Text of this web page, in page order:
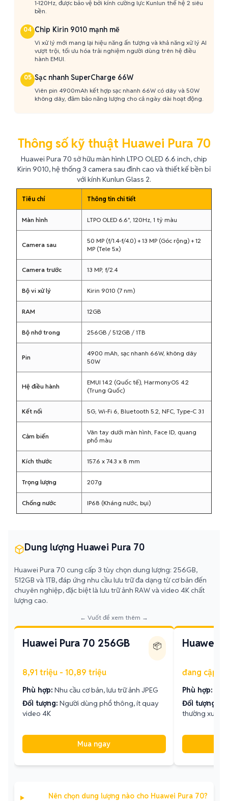
1-120Hz, được bảo vệ bởi kính cường lực Kunlun thế hệ 2 siêu
bền.
04 Chip Kirin 9010 mạnh mẽ
Vi xử lý mới mang lại hiệu năng ấn tượng và khả năng xử lý AI
vượt trội, tối ưu hóa trải nghiệm người dùng trên hệ điều
hành EMUI.
05 Sạc nhanh SuperCharge 66W
Viên pin 4900mAh kết hợp sạc nhanh 66W có dây và 50W
không dây, đảm bảo năng lượng cho cả ngày dài hoạt động.
Thông số kỹ thuật Huawei Pura 70
Huawei Pura 70 sở hữu màn hình LTPO OLED 6.6 inch, chip
Kirin 9010, hệ thống 3 camera sau đỉnh cao và thiết kế bền bỉ
với kính Kunlun Glass 2.
Tiêu chí Thông tin chi tiết
Màn hình LTPO OLED 6.6", 120Hz, 1 tỷ màu
Camera sau
50 MP (f/1.4-f/4.0) + 13 MP (Góc rộng) + 12
MP (Tele 5x)
Camera trước 13 MP, f/2.4
Bộ vi xử lý Kirin 9010 (7 nm)
RAM 12GB
Bộ nhớ trong 256GB / 512GB / 1TB
Pin
4900 mAh, sạc nhanh 66W, không dây
50W
Hệ điều hành
EMUI 14.2 (Quốc tế), HarmonyOS 4.2
(Trung Quốc)
Kết nối 5G, Wi-Fi 6, Bluetooth 5.2, NFC, Type-C 3.1
Cảm biến
Vân tay dưới màn hình, Face ID, quang
phổ màu
Kích thước 157.6 x 74.3 x 8 mm
Trọng lượng 207g
Chống nước IP68 (Kháng nước, bụi)
Dung lượng Huawei Pura 70
Huawei Pura 70 cung cấp 3 tùy chọn dung lượng: 256GB,
512GB và 1TB, đáp ứng nhu cầu lưu trữ đa dạng từ cơ bản đến
chuyên nghiệp, đặc biệt là lưu trữ ảnh RAW và video 4K chất
lượng cao.
← Vuốt để xem thêm →
Huawei Pura 70 256GB 📦
8,91 triệu - 10,89 triệu
Phù hợp: Nhu cầu cơ bản, lưu trữ ảnh JPEG
Đối tượng: Người dùng phổ thông, ít quay
video 4K
Mua ngay
Huawei
đang cập
Phù hợp:
Đối tượng:
thường xuyên
Nên chọn dung lượng nào cho Huawei Pura 70?